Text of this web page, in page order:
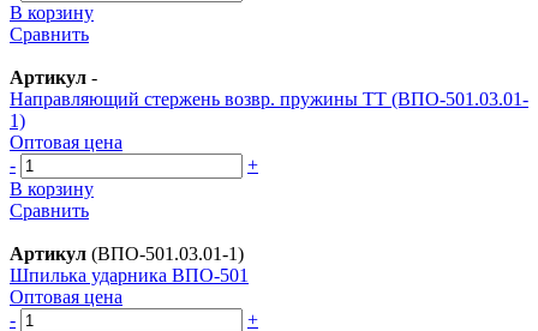
В корзину
Сравнить
Артикул -
Направляющий стержень возвр. пружины ТТ (ВПО-501.03.01-
1)
Оптовая цена
-
+
В корзину
Сравнить
Артикул (ВПО-501.03.01-1)
Шпилька ударника ВПО-501
Оптовая цена
-
+